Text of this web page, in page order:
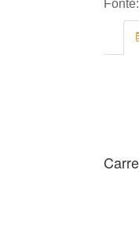
Fonte: